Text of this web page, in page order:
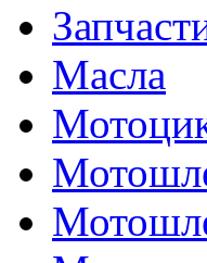
Масла